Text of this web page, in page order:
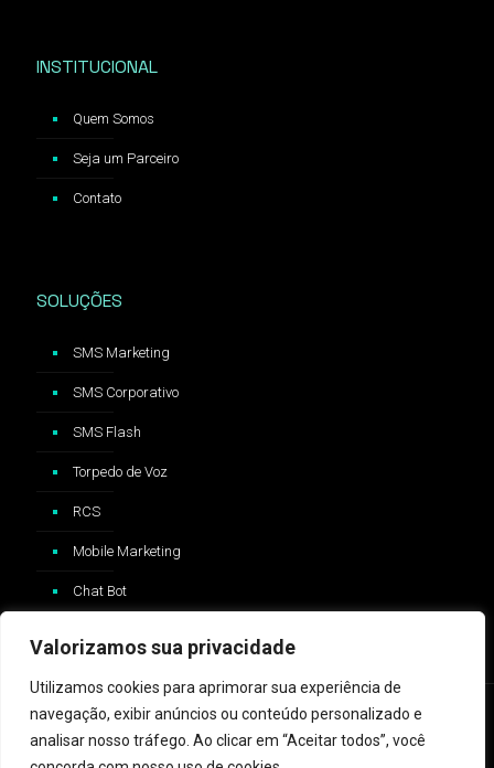
Valorizamos sua privacidade
Utilizamos cookies para aprimorar sua experiência de
navegação, exibir anúncios ou conteúdo personalizado e
analisar nosso tráfego. Ao clicar em “Aceitar todos”, você
INSTITUCIONAL
Quem Somos
Seja um Parceiro
Contato
SOLUÇÕES
SMS Marketing
SMS Corporativo
SMS Flash
Torpedo de Voz
RCS
Mobile Marketing
Chat Bot